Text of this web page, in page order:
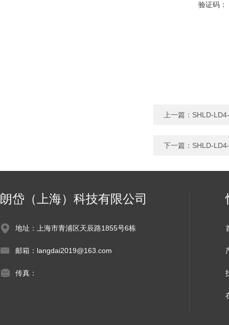
验证码：
上一篇： SHLD-
下一篇： SHLD-
朗岱（上海）科技有限公司
地址：上海市青浦区天辰路1855号6栋
邮箱：langdai2019@163.com
传真：